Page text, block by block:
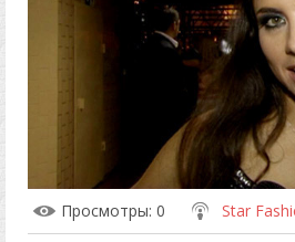
Просмотры: 0 Star